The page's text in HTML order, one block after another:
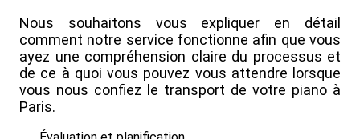
Nous souhaitons vous expliquer en détail
comment notre service fonctionne afin que vous
ayez une compréhension claire du processus et
de ce à quoi vous pouvez vous attendre lorsque
vous nous confiez le transport de votre piano à
Paris.